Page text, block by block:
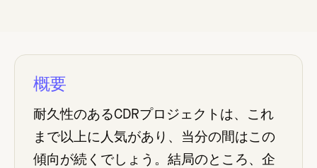
概要
耐久性のあるCDRプロジェクトは、これ
まで以上に人気があり、当分の間はこの
傾向が続くでしょう。結局のところ、企